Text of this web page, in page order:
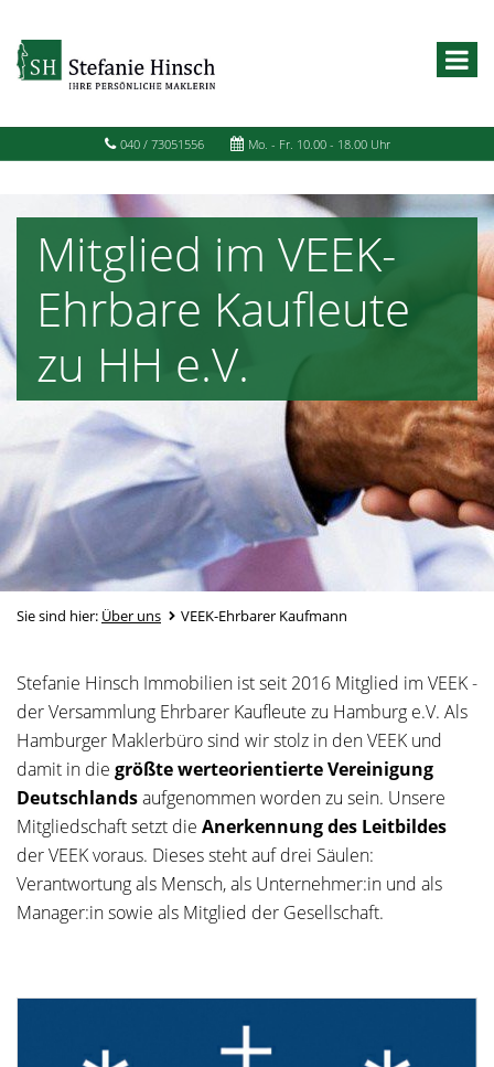
040 / 73051556 Mo. - Fr. 10.00 - 18.00 Uhr
Mitglied im VEEK-
Ehrbare Kaufleute
zu HH e.V.
Sie sind hier: Über uns VEEK-Ehrbarer Kaufmann
Stefanie Hinsch Immobilien ist seit 2016 Mitglied im VEEK -
der Versammlung Ehrbarer Kaufleute zu Hamburg e.V. Als
Hamburger Maklerbüro sind wir stolz in den VEEK und
damit in die größte werteorientierte Vereinigung
Deutschlandsaufgenommen worden zu sein. Unsere
Mitgliedschaft setzt die Anerkennung des Leitbildes
der VEEK voraus. Dieses steht auf drei Säulen:
Verantwortung als Mensch, als Unternehmer:in und als
Manager:in sowie als Mitglied der Gesellschaft.